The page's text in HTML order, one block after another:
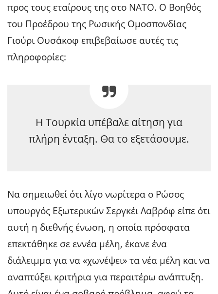
προς τους εταίρους της στο ΝΑΤΟ. Ο Βοηθός
του Προέδρου της Ρωσικής Ομοσπονδίας
Γιούρι Ουσάκοφ επιβεβαίωσε αυτές τις
πληροφορίες:
Η Τουρκία υπέβαλε αίτηση για
πλήρη ένταξη. Θα το εξετάσουμε.
Να σημειωθεί ότι λίγο νωρίτερα ο Ρώσος
υπουργός Εξωτερικών Σεργκέι Λαβρόφ είπε ότι
αυτή η διεθνής ένωση, η οποία πρόσφατα
επεκτάθηκε σε εννέα μέλη, έκανε ένα
διάλειμμα για να «χωνέψει» τα νέα μέλη και να
αναπτύξει κριτήρια για περαιτέρω ανάπτυξη.